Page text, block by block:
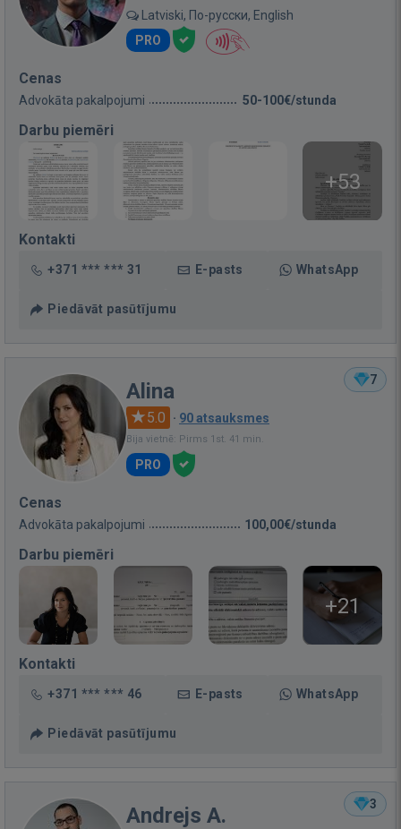
Latviski, По-русски, English
PRO
Cenas
Advokāta pakalpojumi 50-100€/stunda
Darbu piemēri
+53
Kontakti
+371 *** *** 31 E-pasts WhatsApp
Piedāvāt pasūtījumu
7
Alina
5.0 · 90 atsauksmes
Bija vietnē: Pirms 1st. 41 min.
PRO
Cenas
Advokāta pakalpojumi 100,00€/stunda
Darbu piemēri
+21
Kontakti
+371 *** *** 46 E-pasts WhatsApp
Piedāvāt pasūtījumu
3
Andrejs A.